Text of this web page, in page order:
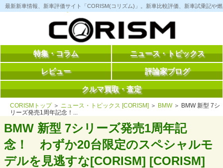
コ
ン
へ
最新新車情報、新車評価サイト「CORISM(コリズム)」。新車比較評価、新車試乗記や
特集・コラム ニュース・トピックス
レビュー 評論家ブログ
クルマ買取・査定
CORISMトップ＞ ニュース・トピックス [CORISM] ＞ BMW＞ BMW 新型 7シ
リーズ発売1周年記念！...
BMW 新型 7シリーズ発売1周年記
念！ わずか20台限定のスペシャルモ
デルを見逃すな[CORISM] [CORISM]